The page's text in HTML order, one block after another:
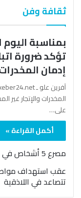
ثقافة وفن
بمناسبة اليوم
تؤكد ضرورة
إدمان
المخدرات والإتجار غير
على…
أكمل القراءة »
مصرع 5 أشخاص في سوريا بحوادث منفصلة خلال يوم واحد
عقب استهداف مواطن
تتصاعد في اللاذقية